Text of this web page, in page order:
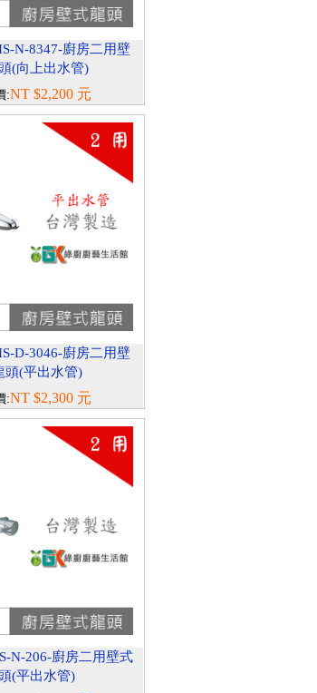
N-8347-廚房二用壁
(向上出水管)
:NT $2,200 元
D-3046-廚房二用壁
頭(平出水管)
:NT $2,300 元
N-206-廚房二用壁式
(平出水管)